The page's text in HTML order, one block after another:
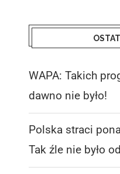
WAPA: Takich
dawno nie było!
Polska straci
Tak źle nie było